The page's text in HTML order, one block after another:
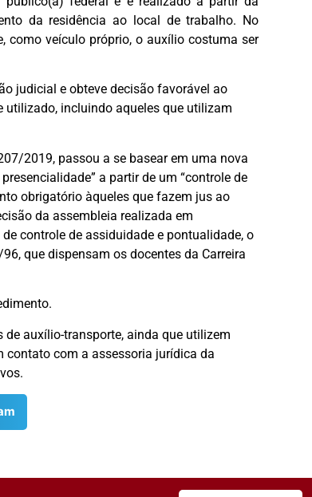
da residência ao local de trabalho. No
como veículo próprio, o auxílio costuma ser
judicial e obteve decisão favorável ao
utilizado, incluindo aqueles que utilizam
2019, passou a se basear em uma nova
a partir de um “controle de
obrigatório àqueles que fazem jus ao
da assembleia realizada em
controle de assiduidade e pontualidade, o
que dispensam os docentes da Carreira
auxílio-transporte, ainda que utilizem
contato com a assessoria jurídica da